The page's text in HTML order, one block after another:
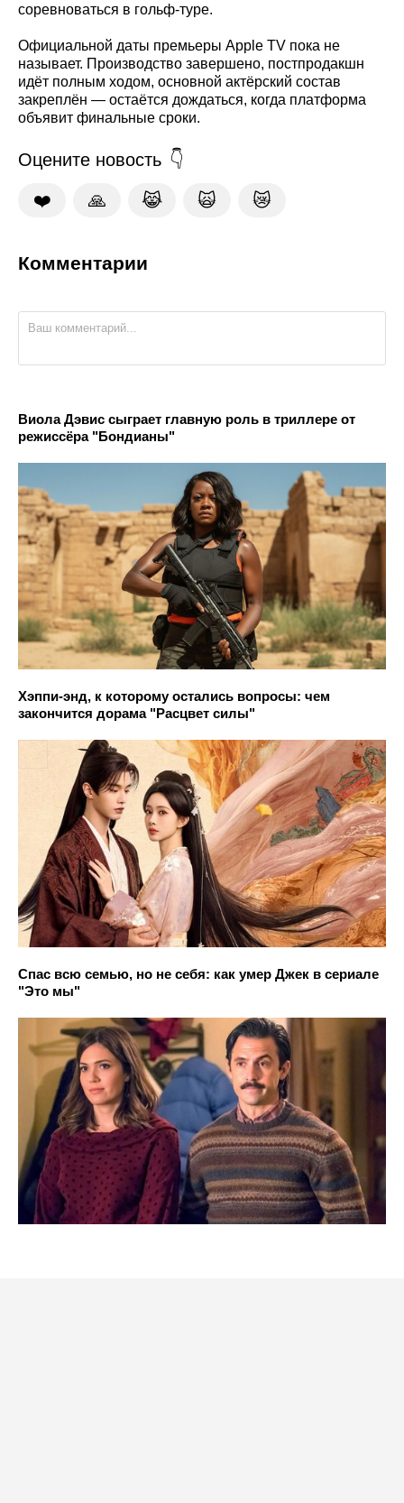
соревноваться в гольф-туре.
Официальной даты премьеры Apple TV пока не
называет. Производство завершено, постпродакшн
идёт полным ходом, основной актёрский состав
закреплён — остаётся дождаться, когда платформа
объявит финальные сроки.
Оцените новость
❤️ 🙏 😹 🙀 😿
Комментарии
Виола Дэвис сыграет главную роль в триллере от
режиссёра "Бондианы"
Хэппи-энд, к которому остались вопросы: чем
закончится дорама "Расцвет силы"
Спас всю семью, но не себя: как умер Джек в сериале
"Это мы"